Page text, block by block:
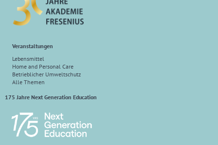
Veranstaltungen
Lebensmittel
Home and Personal Care
Betrieblicher Umweltschutz
Alle Themen
175 Jahre Next Generation Education